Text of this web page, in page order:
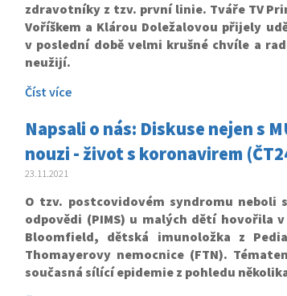
zdravotníky z tzv. první linie. Tváře TV
Voříškem a Klárou Doležalovou přijely
v poslední době velmi krušné chvíle a
neužijí.
Číst více
Napsali o nás: Diskuse nejen s
nouzi - život s koronavirem
23.11.2021
O tzv. postcovidovém syndromu
odpovědi (PIMS) u malých dětí hovořila
Bloomfield, dětská imunoložka z
Thomayerovy nemocnice (FTN).
současná sílící epidemie z pohledu